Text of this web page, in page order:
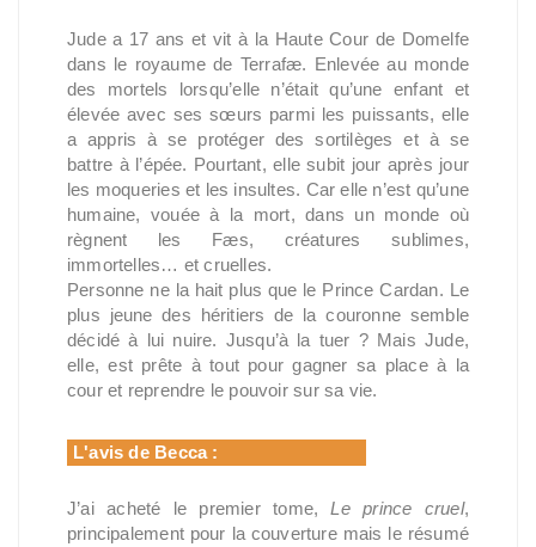
Jude a 17 ans et vit à la Haute Cour de Domelfe
dans le royaume de Terrafæ. Enlevée au monde
des mortels lorsqu’elle n’était qu’une enfant et
élevée avec ses sœurs parmi les puissants, elle
a appris à se protéger des sortilèges et à se
battre à l’épée. Pourtant, elle subit jour après jour
les moqueries et les insultes. Car elle n’est qu’une
humaine, vouée à la mort, dans un monde où
règnent les Fæs, créatures sublimes,
immortelles… et cruelles.
Personne ne la hait plus que le Prince Cardan. Le
plus jeune des héritiers de la couronne semble
décidé à lui nuire. Jusqu’à la tuer ? Mais Jude,
elle, est prête à tout pour gagner sa place à la
cour et reprendre le pouvoir sur sa vie.
L'avis de Becca :
J’ai acheté le premier tome,Le prince cruel,
principalement pour la couverture mais le résumé